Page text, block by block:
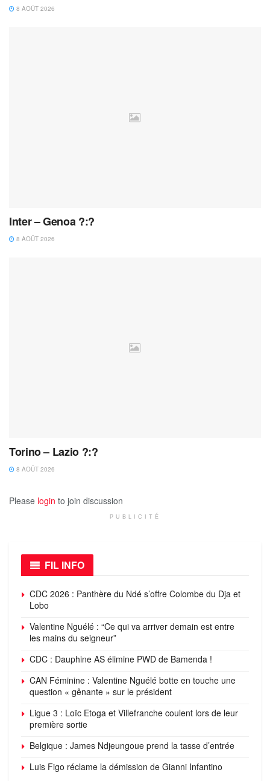
8 AOÛT 2026
Inter – Genoa ?:?
8 AOÛT 2026
Torino – Lazio ?:?
8 AOÛT 2026
Please login to join discussion
PUBLICITÉ
FIL INFO
CDC 2026 : Panthère du Ndé s’offre Colombe du Dja et
Lobo
Valentine Nguélé : “Ce qui va arriver demain est entre
les mains du seigneur”
CDC : Dauphine AS élimine PWD de Bamenda !
CAN Féminine : Valentine Nguélé botte en touche une
question « gênante » sur le président
Ligue 3 : Loïc Etoga et Villefranche coulent lors de leur
première sortie
Belgique : James Ndjeungoue prend la tasse d’entrée
Luis Figo réclame la démission de Gianni Infantino